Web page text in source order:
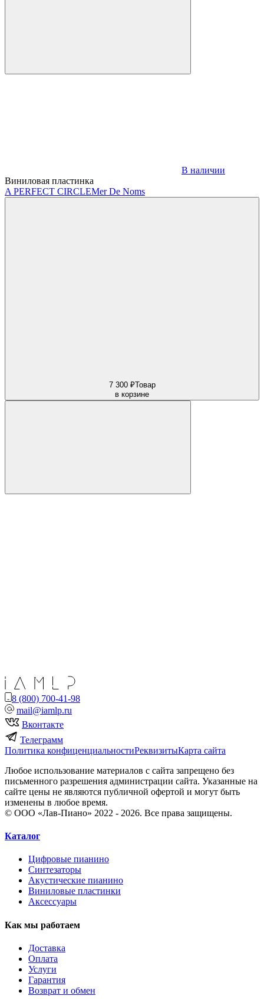
В наличии
Виниловая пластинка
A PERFECT CIRCLEMer De Noms
7 300 ₽Товар
в корзине
8 (800) 700-41-98
mail@iamlp.ru
Вконтакте
Телеграмм
Политика конфиценциальностиРеквизитыКарта сайта
Любое использование материалов с сайта запрещено без
письменного разрешения администрации сайта. Указанные на
сайте цены не являются публичной офертой и могут быть
изменены в любое время.
© ООО «Лав-Пиано» 2022 - 2026. Все права защищены.
Каталог
Цифровые пианино
Синтезаторы
Акустические пианино
Виниловые пластинки
Аксессуары
Как мы работаем
Доставка
Оплата
Услуги
Гарантия
Возврат и обмен